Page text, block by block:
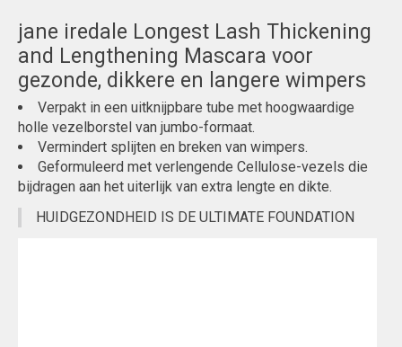
jane iredale Longest Lash Thickening
and Lengthening Mascara voor
gezonde, dikkere en langere wimpers
Verpakt in een uitknijpbare tube met hoogwaardige
holle vezelborstel van jumbo-formaat.
Vermindert splijten en breken van wimpers.
Geformuleerd met verlengende Cellulose-vezels die
bijdragen aan het uiterlijk van extra lengte en dikte.
HUIDGEZONDHEID IS DE ULTIMATE FOUNDATION